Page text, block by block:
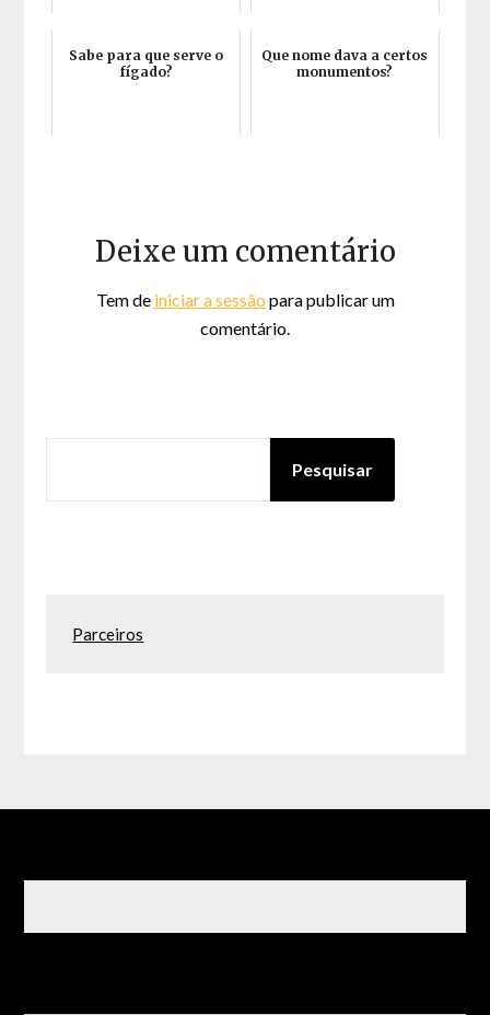
Sabe para que serve o
fígado?
Que nome dava a certos
monumentos?
Deixe um comentário
Tem de iniciar a sessão para publicar um
comentário.
Pesquisar
Parceiros